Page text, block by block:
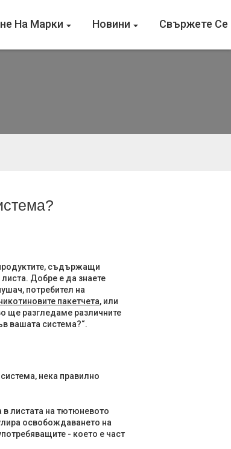
На Марки Новини Свържете Се
съдържащи
Добре е да знаете
потребител на
пакетчета, или
ще разгледаме различните
вашата система?“.
нека правилно
листата на тютюневото
освобождаването на
- което е част